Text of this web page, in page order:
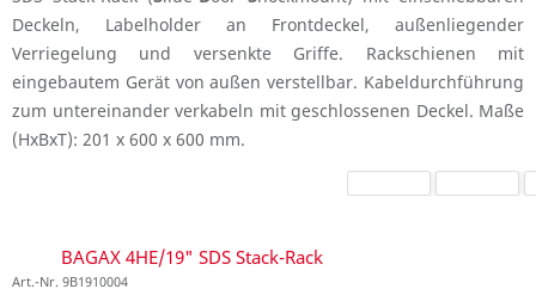
Deckeln, Labelholder an Frontdeckel, außenliegender
Verriegelung und versenkte Griffe. Rackschienen mit
eingebautem Gerät von außen verstellbar. Kabeldurchführung
zum untereinander verkabeln mit geschlossenen Deckel. Maße
(HxBxT): 201 x 600 x 600 mm.
BAGAX 4HE/19" SDS Stack-Rack
Art.-Nr. 9B1910004